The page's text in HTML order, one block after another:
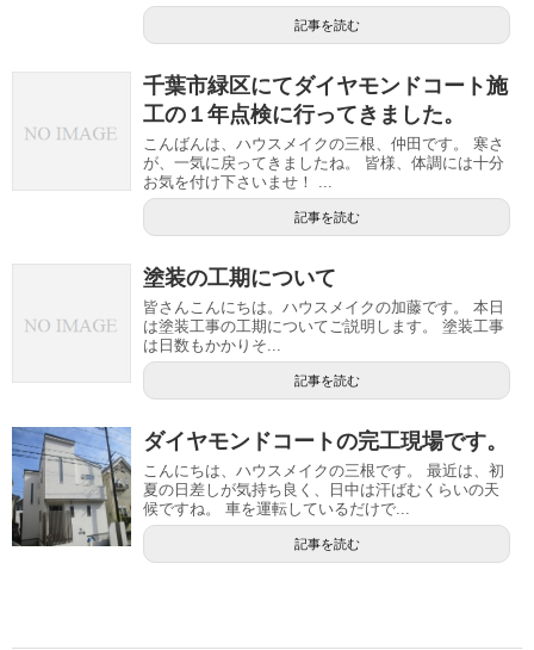
記事を読む
千葉市緑区にてダイヤモンドコート施
工の１年点検に行ってきました。
こんばんは、ハウスメイクの三根、仲田です。 寒さ
が、一気に戻ってきましたね。 皆様、体調には十分
お気を付け下さいませ！ ...
記事を読む
塗装の工期について
皆さんこんにちは。ハウスメイクの加藤です。 本日
は塗装工事の工期についてご説明します。 塗装工事
は日数もかかりそ...
記事を読む
ダイヤモンドコートの完工現場です。
こんにちは、ハウスメイクの三根です。 最近は、初
夏の日差しが気持ち良く、日中は汗ばむくらいの天
候ですね。 車を運転しているだけで...
記事を読む